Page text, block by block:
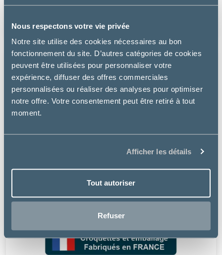
Nous respectons votre vie privée
Notre site utilise des cookies nécessaires au bon
fonctionnement du site. D’autres catégories de cookies
peuvent être utilisées pour personnaliser votre
expérience, diffuser des offres commerciales
personnalisées ou réaliser des analyses pour optimiser
notre offre. Votre consentement peut être retiré à tout
moment.
Afficher les détails
Tout autoriser
Refuser
26.49€